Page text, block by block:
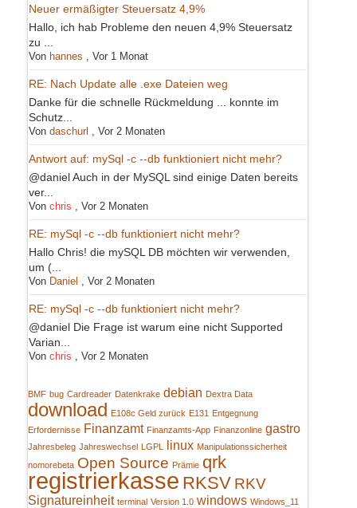
Neuer ermäßigter Steuersatz 4,9%
Hallo, ich hab Probleme den neuen 4,9% Steuersatz
zu ...
Von hannes Vor 1 Monat
RE: Nach Update alle .exe Dateien weg
Danke für die schnelle Rückmeldung ... konnte im
Schutz...
Von daschurl Vor 2 Monaten
Antwort auf: mySql -c --db funktioniert nicht mehr?
@daniel Auch in der MySQL sind einige Daten bereits
ver...
Von chris Vor 2 Monaten
RE: mySql -c --db funktioniert nicht mehr?
Hallo Chris! die mySQL DB möchten wir verwenden,
um (...
Von Daniel Vor 2 Monaten
RE: mySql -c --db funktioniert nicht mehr?
@daniel Die Frage ist warum eine nicht Supported
Varian...
Von chris Vor 2 Monaten
BMF bug Cardreader Datenkrake debian Dextra Data
download E108c Geld zurück E131 Entgegnung
Erfordernisse Finanzamt Finanzamts-App Finanzonline gastro
Jahresbeleg Jahreswechsel LGPL linux Manipulationssicherheit
nomorebeta Open Source Prämie qrk
registrierkasse RKSV RKV
Signatureinheit terminal Version 1.0 windows Windows_11